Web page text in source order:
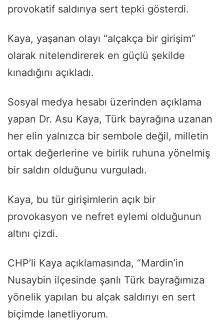
provokatif saldırıya sert tepki gösterdi.
Kaya, yaşanan olayı “alçakça bir girişim”
olarak nitelendirerek en güçlü şekilde
kınadığını açıkladı.
Sosyal medya hesabı üzerinden açıklama
yapan Dr. Asu Kaya, Türk bayrağına uzanan
her elin yalnızca bir sembole değil, milletin
ortak değerlerine ve birlik ruhuna yönelmiş
bir saldırı olduğunu vurguladı.
Kaya, bu tür girişimlerin açık bir
provokasyon ve nefret eylemi olduğunun
altını çizdi.
CHP’li Kaya açıklamasında, “Mardin’in
Nusaybin ilçesinde şanlı Türk bayrağımıza
yönelik yapılan bu alçak saldırıyı en sert
biçimde lanetliyorum.